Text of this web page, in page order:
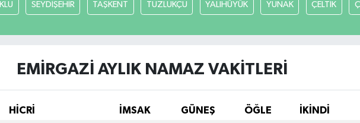
SEYDİŞEHİR TAŞKENT TUZLUKÇU YALIHÜYÜK YUNAK ÇELTİK
EMİRGAZİ AYLIK NAMAZ VAKITLERI
HİCRİ İMSAK GÜNEŞ ÖĞLE İKINDI